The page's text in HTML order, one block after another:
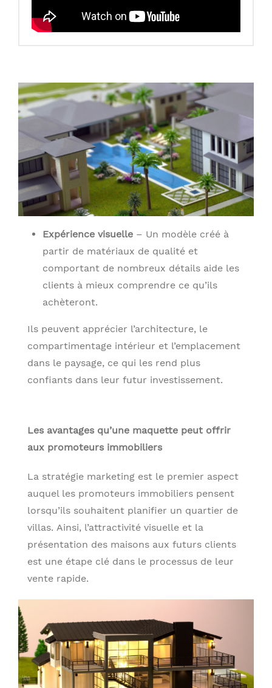
Expérience visuelle– Un modèle créé à
partir de matériaux de qualité et
comportant de nombreux détails aide les
clients à mieux comprendre ce qu’ils
achèteront.
Ils peuvent apprécier l’architecture, le
compartimentage intérieur et l’emplacement
dans le paysage, ce qui les rend plus
confiants dans leur futur investissement.
Les avantages qu’une maquette peut offrir
aux promoteurs immobiliers
La stratégie marketing est le premier aspect
auquel les promoteurs immobiliers pensent
lorsqu’ils souhaitent planifier un quartier de
villas. Ainsi, l’attractivité visuelle et la
présentation des maisons aux futurs clients
est une étape clé dans le processus de leur
vente rapide.